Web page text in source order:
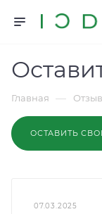
Главная —
ОСТАВИТЬ
07.03.2025